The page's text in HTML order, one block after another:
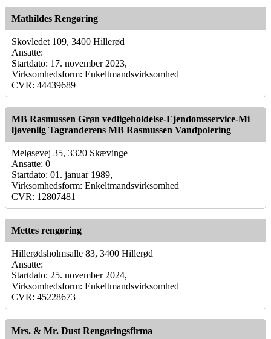
Mathildes Rengøring
Skovledet 109, 3400 Hillerød
Ansatte:
Startdato: 17. november 2023,
Virksomhedsform: Enkeltmandsvirksomhed
CVR: 44439689
MB Rasmussen Grøn vedligeholdelse-Ejendomsservice-Mi
ljøvenlig Tagranderens MB Rasmussen Vandpolering
Meløsevej 35, 3320 Skævinge
Ansatte: 0
Startdato: 01. januar 1989,
Virksomhedsform: Enkeltmandsvirksomhed
CVR: 12807481
Mettes rengøring
Hillerødsholmsalle 83, 3400 Hillerød
Ansatte:
Startdato: 25. november 2024,
Virksomhedsform: Enkeltmandsvirksomhed
CVR: 45228673
Mrs. & Mr. Dust Rengøringsfirma